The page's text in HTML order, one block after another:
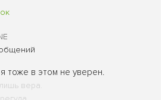
тоже в этом не уверен.
вера.